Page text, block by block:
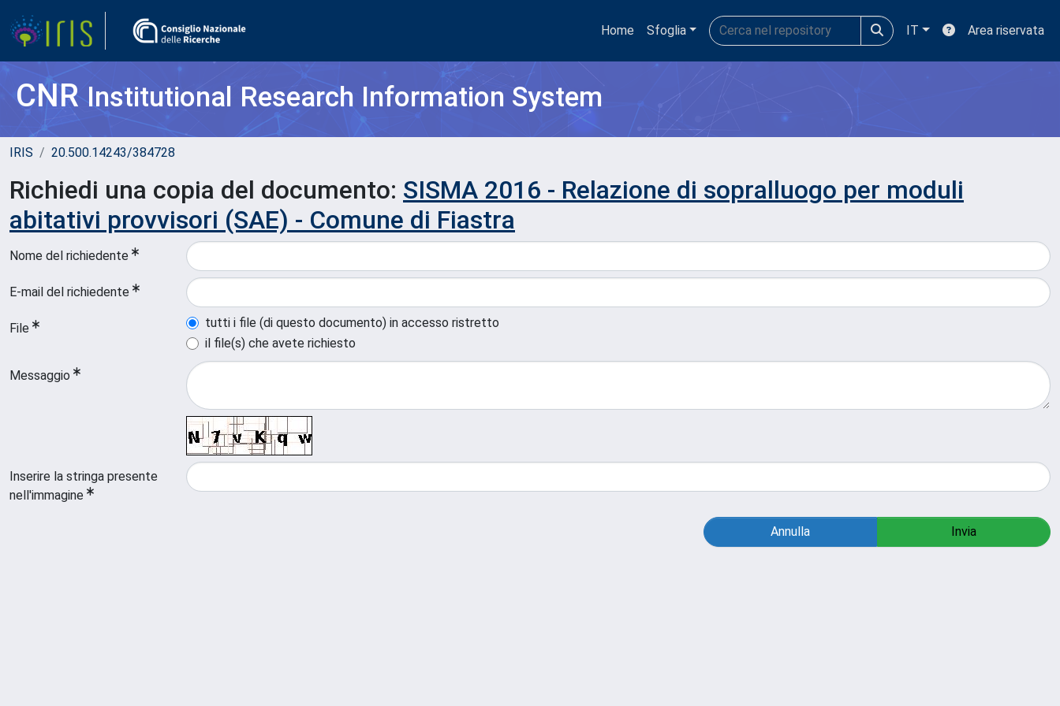
Home Sfoglia IT Area riservata
CNRInstitutional Research Information System
IRIS 20.500.14243/384728
Richiedi una copia del documento: SISMA 2016 - Relazione di sopralluogo per moduli
abitativi provvisori (SAE) - Comune di Fiastra
Nome del richiedente
E-mail del richiedente
File
tutti i file (di questo documento) in accesso ristretto
il file(s) che avete richiesto
Messaggio
Inserire la stringa presente
nell'immagine
Annulla Invia